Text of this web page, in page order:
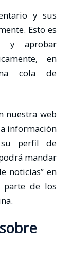
y sus
Esto es
y aprobar
en
cola de
nuestra web
información
su perfil de
mandar
noticias” en
parte de los